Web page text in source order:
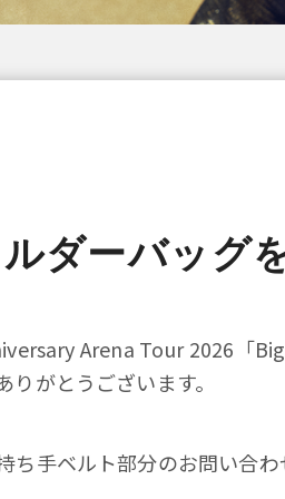
ダーバッグ
Arena Tour 2026「
がとうございます。
ち手ベルト部分のお問い合